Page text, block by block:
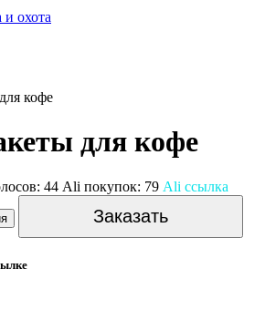
охота
кофе
для кофе
44 Ali покупок: 79 Ali ссылка
Заказать